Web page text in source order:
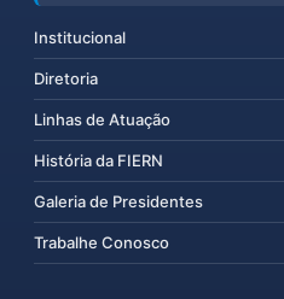
Institucional
Diretoria
Linhas de Atuação
História da FIERN
Galeria de Presidentes
Trabalhe Conosco